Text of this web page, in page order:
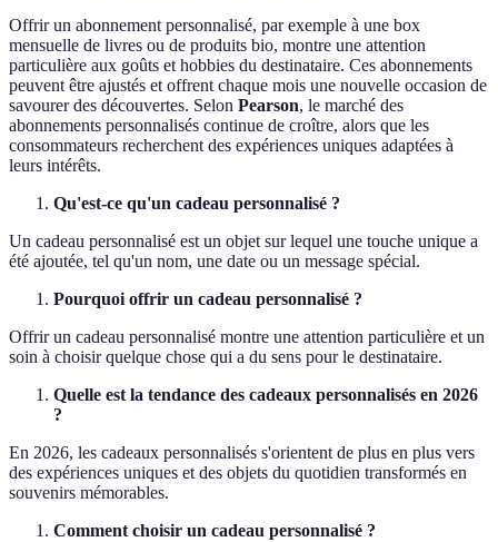
Offrir un abonnement personnalisé, par exemple à une box
mensuelle de livres ou de produits bio, montre une attention
particulière aux goûts et hobbies du destinataire. Ces abonnements
peuvent être ajustés et offrent chaque mois une nouvelle occasion de
savourer des découvertes. Selon Pearson, le marché des
abonnements personnalisés continue de croître, alors que les
consommateurs recherchent des expériences uniques adaptées à
leurs intérêts.
Qu'est-ce qu'un cadeau personnalisé ?
Un cadeau personnalisé est un objet sur lequel une touche unique a
été ajoutée, tel qu'un nom, une date ou un message spécial.
Pourquoi offrir un cadeau personnalisé ?
Offrir un cadeau personnalisé montre une attention particulière et un
soin à choisir quelque chose qui a du sens pour le destinataire.
Quelle est la tendance des cadeaux personnalisés en 2026
?
En 2026, les cadeaux personnalisés s'orientent de plus en plus vers
des expériences uniques et des objets du quotidien transformés en
souvenirs mémorables.
Comment choisir un cadeau personnalisé ?